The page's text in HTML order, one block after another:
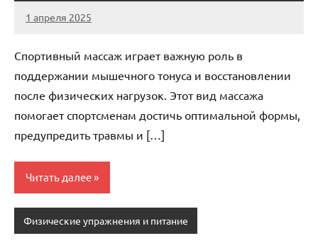
1 апреля 2025
biewerplanet
Нет
Спортивный массаж играет важную роль в
поддержании мышечного тонуса и восстановлении
после физических нагрузок. Этот вид массажа
помогает спортсменам достичь оптимальной формы,
предупредить травмы и […]
Читать далее
Физические упражнения и питание